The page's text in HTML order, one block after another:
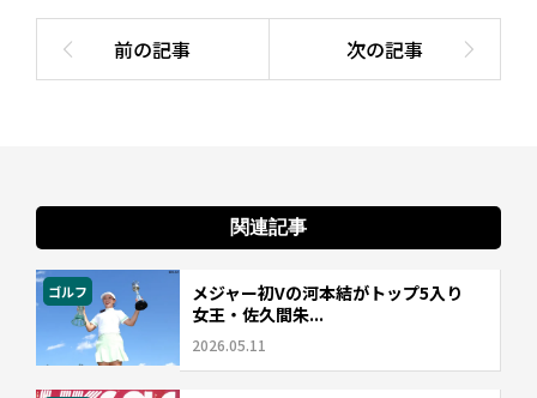
関連記事
ゴルフ
メジャー初Vの河本結がトップ5入り
女王・佐久間朱...
2026.05.11